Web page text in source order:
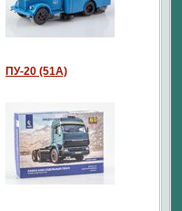
ПУ-20 (51А)